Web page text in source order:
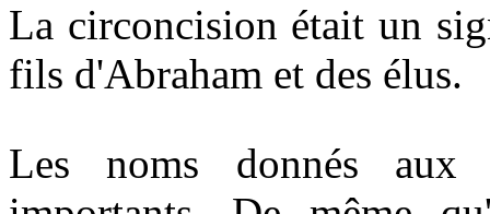
La circoncision était un
fils d'Abraham et des élus.
Les noms donnés